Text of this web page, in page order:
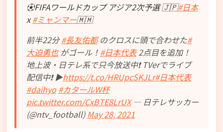
⚽FIFAワールドカップ アジア2次予選 🇯🇵#日本
x#ミャンマー🇲🇲
前半22分#長友佑都のクロスに頭で合わせた#
大迫勇也がゴール！ #日本代表2点目を追加！
地上波・日テレ系で只今放送中❗ TVerでライブ
配信中❗ ▶https://t.co/HRUpcSKJLr#日本代表
#daihyo #カタールW杯
pic.twitter.com/CxBTE8LrUX— 日テレサッカー
(@ntv_football) May 28, 2021